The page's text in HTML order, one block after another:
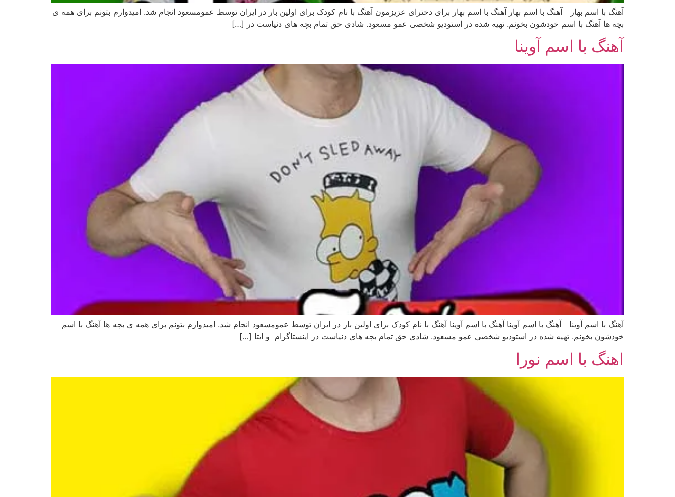
آهنگ با اسم بهار آهنگ با اسم بهار آهنگ با اسم بهار برای دخترای عزیزمون آهنگ با نام کودک برای اولین بار در ایران توسط عمومسعود انجام شد. امیدوارم بتونم برای همه ی
بچه ها آهنگ با اسم خودشون بخونم. تهیه شده در استودیو شخصی عمو مسعود. شادی حق تمام بچه های دنیاست در […]
آهنگ با اسم آوینا
آهنگ با اسم آوینا آهنگ با اسم آوینا آهنگ با اسم آوینا آهنگ با نام کودک برای اولین بار در ایران توسط عمومسعود انجام شد. امیدوارم بتونم برای همه ی بچه ها آهنگ با اسم
خودشون بخونم. تهیه شده در استودیو شخصی عمو مسعود. شادی حق تمام بچه های دنیاست در اینستاگرام و ایتا […]
اهنگ با اسم نورا